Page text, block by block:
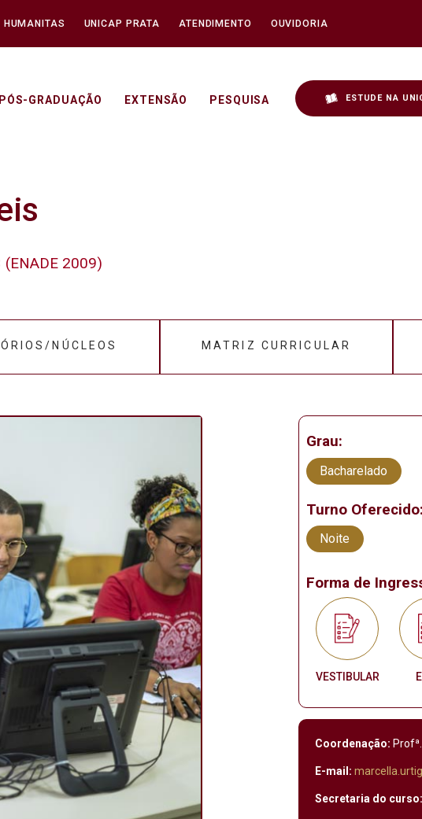
HUMANITAS UNICAP PRATA ATENDIMENTO OUVIDORIA
PÓS-GRADUAÇÃO EXTENSÃO PESQUISA ESTUDE NA
(ENADE 2009)
NÚCLEOS MATRIZ CURRICULAR
Grau:
Bacharelado
Turno Oferecido:
Noite
Forma de
VESTIBULAR
Coordenação:
E-mail:
Secretaria do curso: